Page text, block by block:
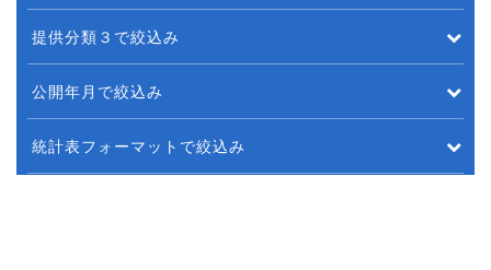
提供分類３で絞込み
公開年月で絞込み
統計表フォーマットで絞込み